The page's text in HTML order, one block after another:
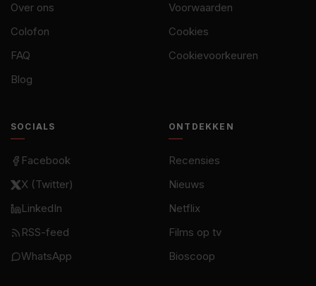
Over ons
Colofon
FAQ
Blog
Voorwaarden
Cookies
Cookievoorkeuren
SOCIALS
Facebook
X (Twitter)
LinkedIn
RSS-feed
WhatsApp
ONTDEKKEN
Recensies
Nieuws
Netflix
Films op tv
Bioscoop